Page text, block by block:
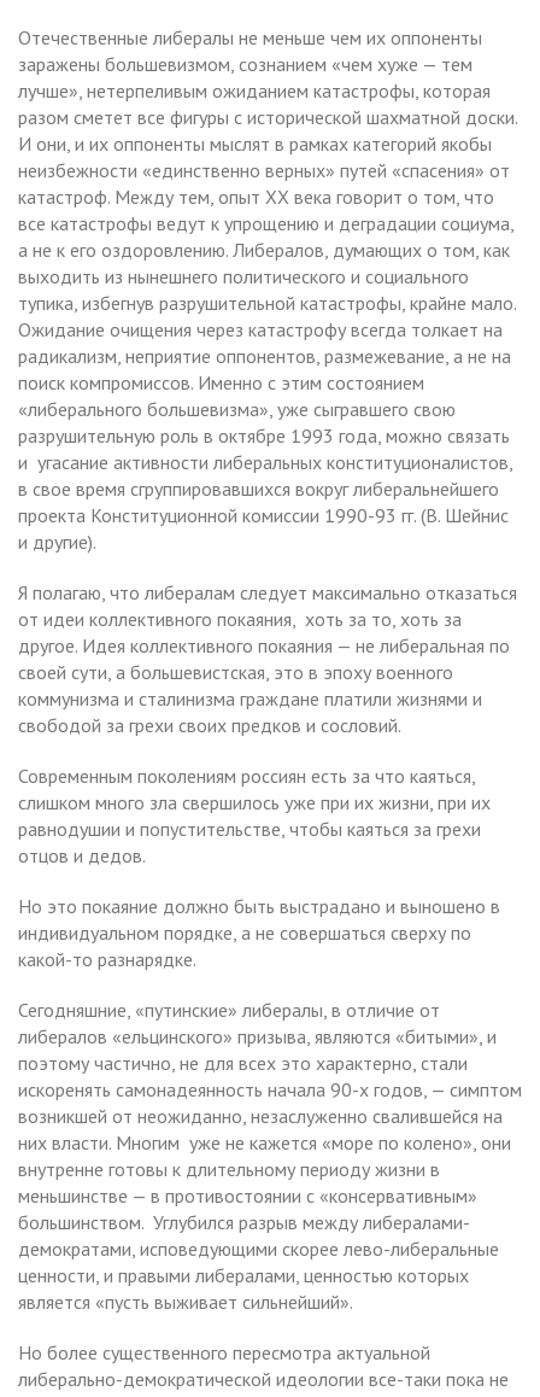
Отечественные либералы не меньше чем их оппоненты
заражены большевизмом, сознанием «чем хуже — тем
лучше», нетерпеливым ожиданием катастрофы, которая
разом сметет все фигуры с исторической шахматной доски.
И они, и их оппоненты мыслят в рамках категорий якобы
неизбежности «единственно верных» путей «спасения» от
катастроф. Между тем, опыт ХХ века говорит о том, что
все катастрофы ведут к упрощению и деградации социума,
а не к его оздоровлению. Либералов, думающих о том, как
выходить из нынешнего политического и социального
тупика, избегнув разрушительной катастрофы, крайне мало.
Ожидание очищения через катастрофу всегда толкает на
радикализм, неприятие оппонентов, размежевание, а не на
поиск компромиссов. Именно с этим состоянием
«либерального большевизма», уже сыгравшего свою
разрушительную роль в октябре 1993 года, можно связать
и угасание активности либеральных конституционалистов,
в свое время сгруппировавшихся вокруг либеральнейшего
проекта Конституционной комиссии 1990-93 гг. (В. Шейнис
и другие).
Я полагаю, что либералам следует максимально отказаться
от идеи коллективного покаяния, хоть за то, хоть за
другое. Идея коллективного покаяния — не либеральная по
своей сути, а большевистская, это в эпоху военного
коммунизма и сталинизма граждане платили жизнями и
свободой за грехи своих предков и сословий.
Современным поколениям россиян есть за что каяться,
слишком много зла свершилось уже при их жизни, при их
равнодушии и попустительстве, чтобы каяться за грехи
отцов и дедов.
Но это покаяние должно быть выстрадано и выношено в
индивидуальном порядке, а не совершаться сверху по
какой-то разнарядке.
Сегодняшние, «путинские» либералы, в отличие от
либералов «ельцинского» призыва, являются «битыми», и
поэтому частично, не для всех это характерно, стали
искоренять самонадеянность начала 90-х годов, — симптом
возникшей от неожиданно, незаслуженно свалившейся на
них власти. Многим уже не кажется «море по колено», они
внутренне готовы к длительному периоду жизни в
меньшинстве — в противостоянии с «консервативным»
большинством. Углубился разрыв между либералами-
демократами, исповедующими скорее лево-либеральные
ценности, и правыми либералами, ценностью которых
является «пусть выживает сильнейший».
Но более существенного пересмотра актуальной
либерально-демократической идеологии все-таки пока не